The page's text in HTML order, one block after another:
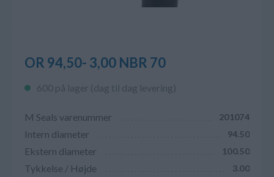
OR 94,50- 3,00 NBR 70
600 på lager (dag til dag levering)
M Seals varenummer 201074
Intern diameter 94.50
Ekstern diameter 100.50
Tykkelse / Højde 3.00